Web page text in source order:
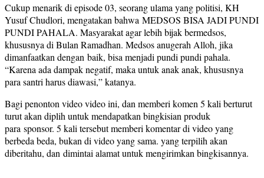
Cukup menarik di episode 03, seorang ulama yang politisi, KH
Yusuf Chudlori, mengatakan bahwa MEDSOS BISA JADI PUNDI
PUNDI PAHALA. Masyarakat agar lebih bijak bermedsos,
khususnya di Bulan Ramadhan. Medsos anugerah Alloh, jika
dimanfaatkan dengan baik, bisa menjadi pundi pundi pahala.
“Karena ada dampak negatif, maka untuk anak anak, khususnya
para santri harus diawasi,” katanya.
Bagi penonton video video ini, dan memberi komen 5 kali berturut
turut akan diplih untuk mendapatkan bingkisian produk
para sponsor. 5 kali tersebut memberi komentar di video yang
berbeda beda, bukan di video yang sama. yang terpilih akan
diberitahu, dan dimintai alamat untuk mengirimkan bingkisannya.